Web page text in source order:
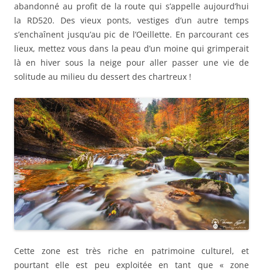
abandonné au profit de la route qui s’appelle aujourd’hui
la RD520. Des vieux ponts, vestiges d’un autre temps
s’enchaînent jusqu’au pic de l’Oeillette. En parcourant ces
lieux, mettez vous dans la peau d’un moine qui grimperait
là en hiver sous la neige pour aller passer une vie de
solitude au milieu du dessert des chartreux !
Cette zone est très riche en patrimoine culturel, et
pourtant elle est peu exploitée en tant que « zone